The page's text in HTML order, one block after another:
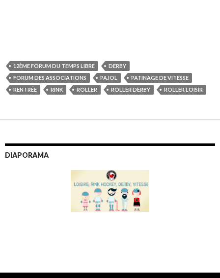
12ÈME FORUM DU TEMPS LIBRE
DERBY
FORUM DES ASSOCIATIONS
PAJOL
PATINAGE DE VITESSE
RENTRÉE
RINK ROLLER ROLLER DERBY ROLLER LOISIR
DIAPORAMA